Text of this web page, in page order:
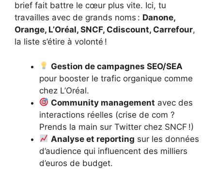
brief fait battre le cœur plus vite. Ici, tu
travailles avec de grands noms : Danone,
Orange, L’Oréal, SNCF, Cdiscount, Carrefour,
la liste s’étire à volonté !
Gestion de campagnes SEO/SEA
pour booster le trafic organique comme
chez L’Oréal.
Community management avec des
interactions réelles (crise de com ?
Prends la main sur Twitter chez SNCF !)
Analyse et reporting sur les données
d’audience qui influencent des milliers
d’euros de budget.